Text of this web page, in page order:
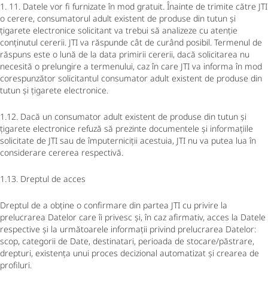
1. 11. Datele vor fi furnizate în mod gratuit. Înainte de trimite către JTI
o cerere, consumatorul adult existent de produse din tutun și
țigarete electronice solicitant va trebui să analizeze cu atenție
conținutul cererii. JTI va răspunde cât de curând posibil. Termenul de
răspuns este o lună de la data primirii cererii, dacă solicitarea nu
necesită o prelungire a termenului, caz în care JTI va informa în mod
corespunzător solicitantul consumator adult existent de produse din
tutun și țigarete electronice.
1.12. Dacă un consumator adult existent de produse din tutun și
țigarete electronice refuză să prezinte documentele și informațiile
solicitate de JTI sau de împuterniciții acestuia, JTI nu va putea lua în
considerare cererea respectivă.
1.13. Dreptul de acces
Dreptul de a obține o confirmare din partea JTI cu privire la
prelucrarea Datelor care îi privesc și, în caz afirmativ, acces la Datele
respective și la următoarele informații privind prelucrarea Datelor:
scop, categorii de Date, destinatari, perioada de stocare/păstrare,
drepturi, existența unui proces decizional automatizat și crearea de
profiluri.